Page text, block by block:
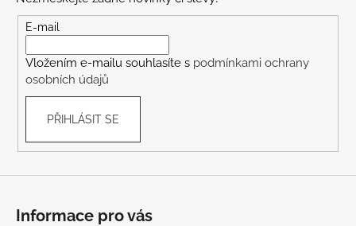
E-mail
Vložením e-mailu souhlasíte s podmínkami ochrany
osobních údajů
PŘIHLÁSIT SE
Informace pro vás